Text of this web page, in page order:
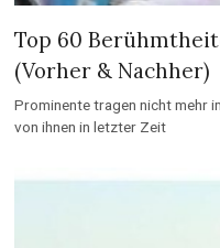
Top 60
(Vorher & Nachher)
Prominente tragen nicht mehr
von ihnen in letzter Zeit